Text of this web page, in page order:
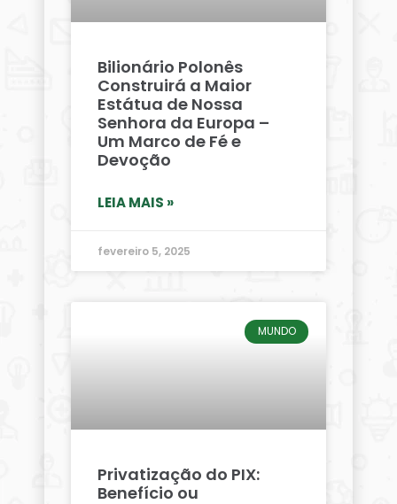
Bilionário Polonês
Construirá a Maior
Estátua de Nossa
Senhora da Europa –
Um Marco de Fé e
Devoção
LEIA MAIS »
fevereiro 5, 2025
MUNDO
Privatização do PIX:
Benefício ou